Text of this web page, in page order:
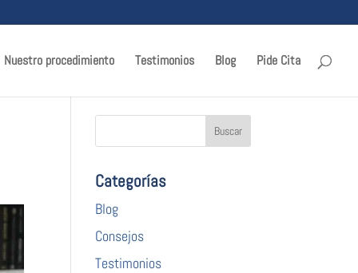
Nuestro procedimiento Testimonios Blog Pide Cita
Categorías
Blog
Consejos
Testimonios